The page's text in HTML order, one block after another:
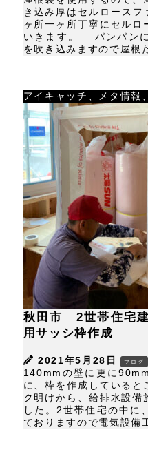
き込み厚はセルロース
ヶ所一ヶ所丁寧にセル
いきます。 パンパン
を吹き込みますので屋
アイキャッチ、メタ情報
秋田市 2世帯住宅
用サッシ枠作成
2021年5月28日 ブログ
140mmの壁に更に
に、枠を作成していると
ク明けから、給排水設備
した。2世帯住宅の中に
ておりますので電気設